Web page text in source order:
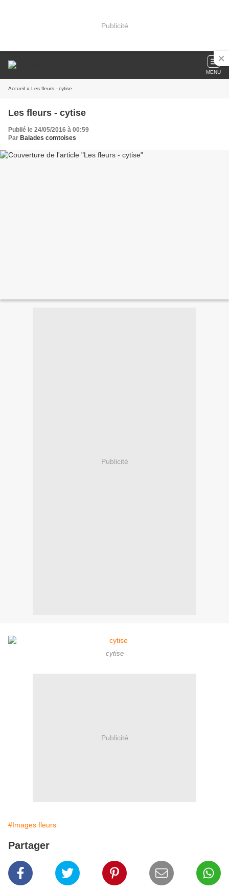
Publicité
MENU
Accueil » Les fleurs - cytise
Les fleurs - cytise
Publié le 24/05/2016 à 00:59
Par Balades comtoises
Publicité
cytise
Publicité
#Images fleurs
Partager